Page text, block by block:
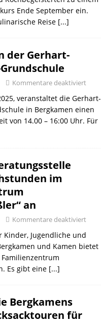
Ende September ein.
Reise [...]
der Gerhart-
Kommentare deaktiviert
veranstaltet die Gerhart-
in Bergkamen einen
von 14.00 – 16:00 Uhr. Für
im
an
Kommentare deaktiviert
Kinder, Jugendliche und
und Kamen bietet
Es gibt eine [...]
Bergkamens
für